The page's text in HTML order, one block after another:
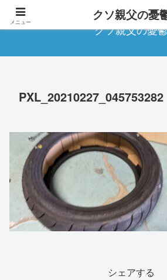
クソ親父の憂
PXL_20210227_045753282
シェアする
メニュー クソ親父の憂